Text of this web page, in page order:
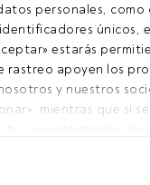
personales, como
únicos,
estarás
rastreo apoyen los
y nuestros
mientras que si
podrían dejar de